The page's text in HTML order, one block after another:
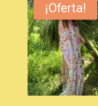
¡Oferta!